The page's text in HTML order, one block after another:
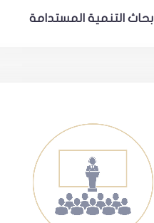
أبحاث التنمية المستدامة